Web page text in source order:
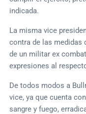
indicada.
La misma vice
contra de las medidas
de un militar ex
expresiones al
De todos modos a
vice, ya que cuenta
sangre y fuego,